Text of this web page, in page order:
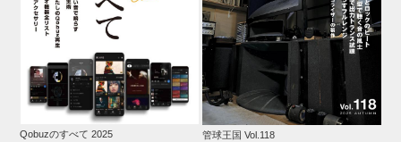
Qobuzのすべて 2025 管球王国 Vol.118